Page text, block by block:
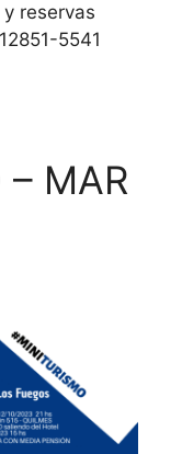
reservas
5541
– MAR